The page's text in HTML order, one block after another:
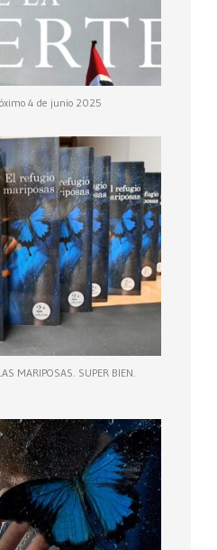
4 de junio 2025
MARIPOSAS. SUPER BIEN.